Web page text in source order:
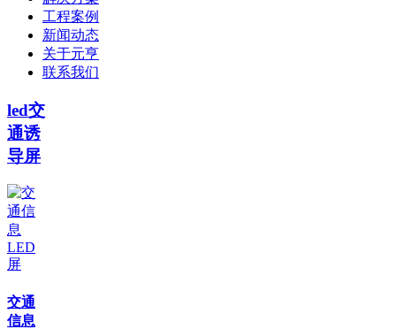
工程案例
新闻动态
关于元亨
联系我们
led交
通诱
导屏
交通
信息